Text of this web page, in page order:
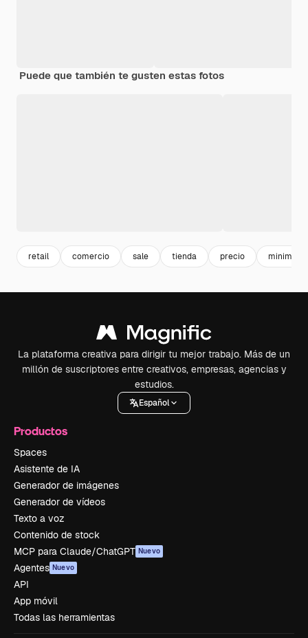
Puede que también te gusten estas fotos
retail comercio sale tienda precio
La plataforma creativa para dirigir tu mejor trabajo. Más de un
millón de suscriptores entre creativos, empresas, agencias y
estudios.
Español
Productos
Spaces
Asistente de IA
Generador de imágenes
Generador de vídeos
Texto a voz
Contenido de stock
MCP para Claude/ChatGPT Nuevo
Agentes Nuevo
API
App móvil
Todas las herramientas